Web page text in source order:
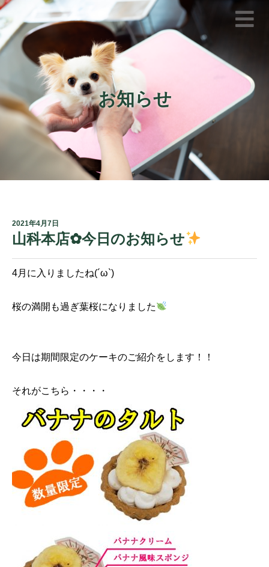
お知らせ
2021年4月7日
山科本店✿今日のお知らせ
4月に入りましたね(´ω`)
桜の満開も過ぎ葉桜になりました
今日は期間限定のケーキのご紹介をします！！
それがこちら・・・・